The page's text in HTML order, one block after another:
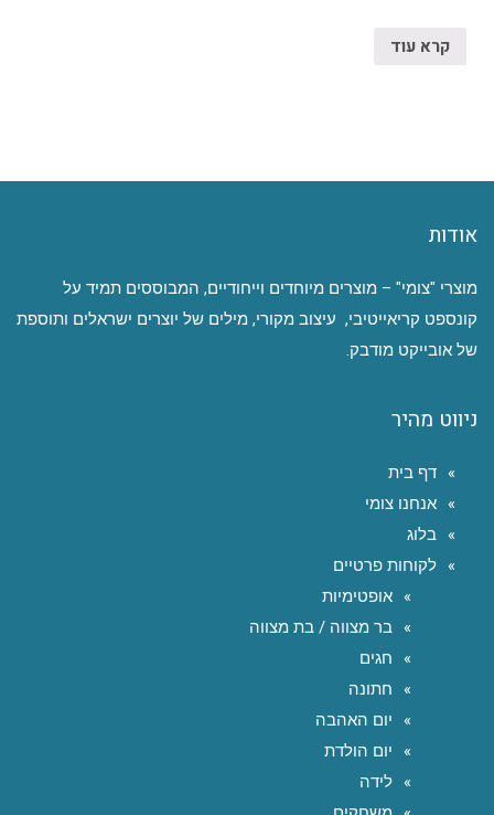
קרא עוד
אודות
מוצרי "צומי" – מוצרים מיוחדים וייחודיים, המבוססים תמיד על
קונספט קריאייטיבי, עיצוב מקורי, מילים של יוצרים ישראלים ותוספת
של אובייקט מודבק.
ניווט מהיר
דף בית
אנחנו צומי
בלוג
לקוחות פרטיים
אופטימיות
בר מצווה / בת מצווה
חגים
חתונה
יום האהבה
יום הולדת
לידה